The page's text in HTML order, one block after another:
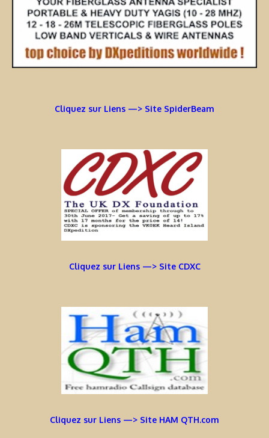
Cliquez sur Liens —> Site SpiderBeam
Cliquez sur Liens —> Site CDXC
Cliquez sur Liens —> Site HAM QTH.com